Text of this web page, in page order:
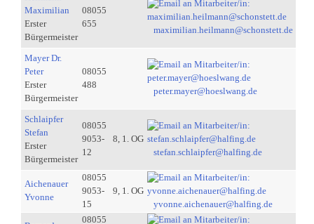
Maximilian
Erster
Bürgermeister
08055
655
maximilian.heilmann@schonstett.de
Mayer Dr.
Peter
Erster
Bürgermeister
08055
488
peter.mayer@hoeslwang.de
Schlaipfer
Stefan
Erster
Bürgermeister
08055
9053-
12
8, 1. OG
stefan.schlaipfer@halfing.de
Aichenauer
Yvonne
08055
9053-
15
9, 1. OG
yvonne.aichenauer@halfing.de
08055